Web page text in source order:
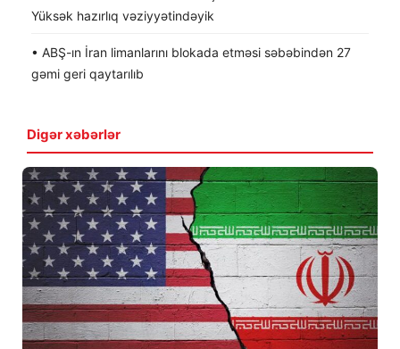
Yüksək hazırlıq vəziyyətindəyik
• ABŞ-ın İran limanlarını blokada etməsi səbəbindən 27
gəmi geri qaytarılıb
Digər xəbərlər